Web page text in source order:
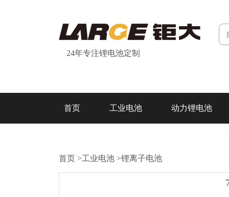
24年专注锂电池定制
首页 工业电池 动力锂电池
首页 >工业电池 >锂离子电池